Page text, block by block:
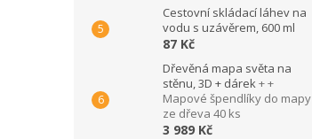
Cestovní skládací láhev na
vodu s uzávěrem, 600 ml
87 Kč
Dřevěná mapa světa na
stěnu, 3D + dárek+ +
Mapové špendlíky do mapy
ze dřeva 40 ks
3 989 Kč